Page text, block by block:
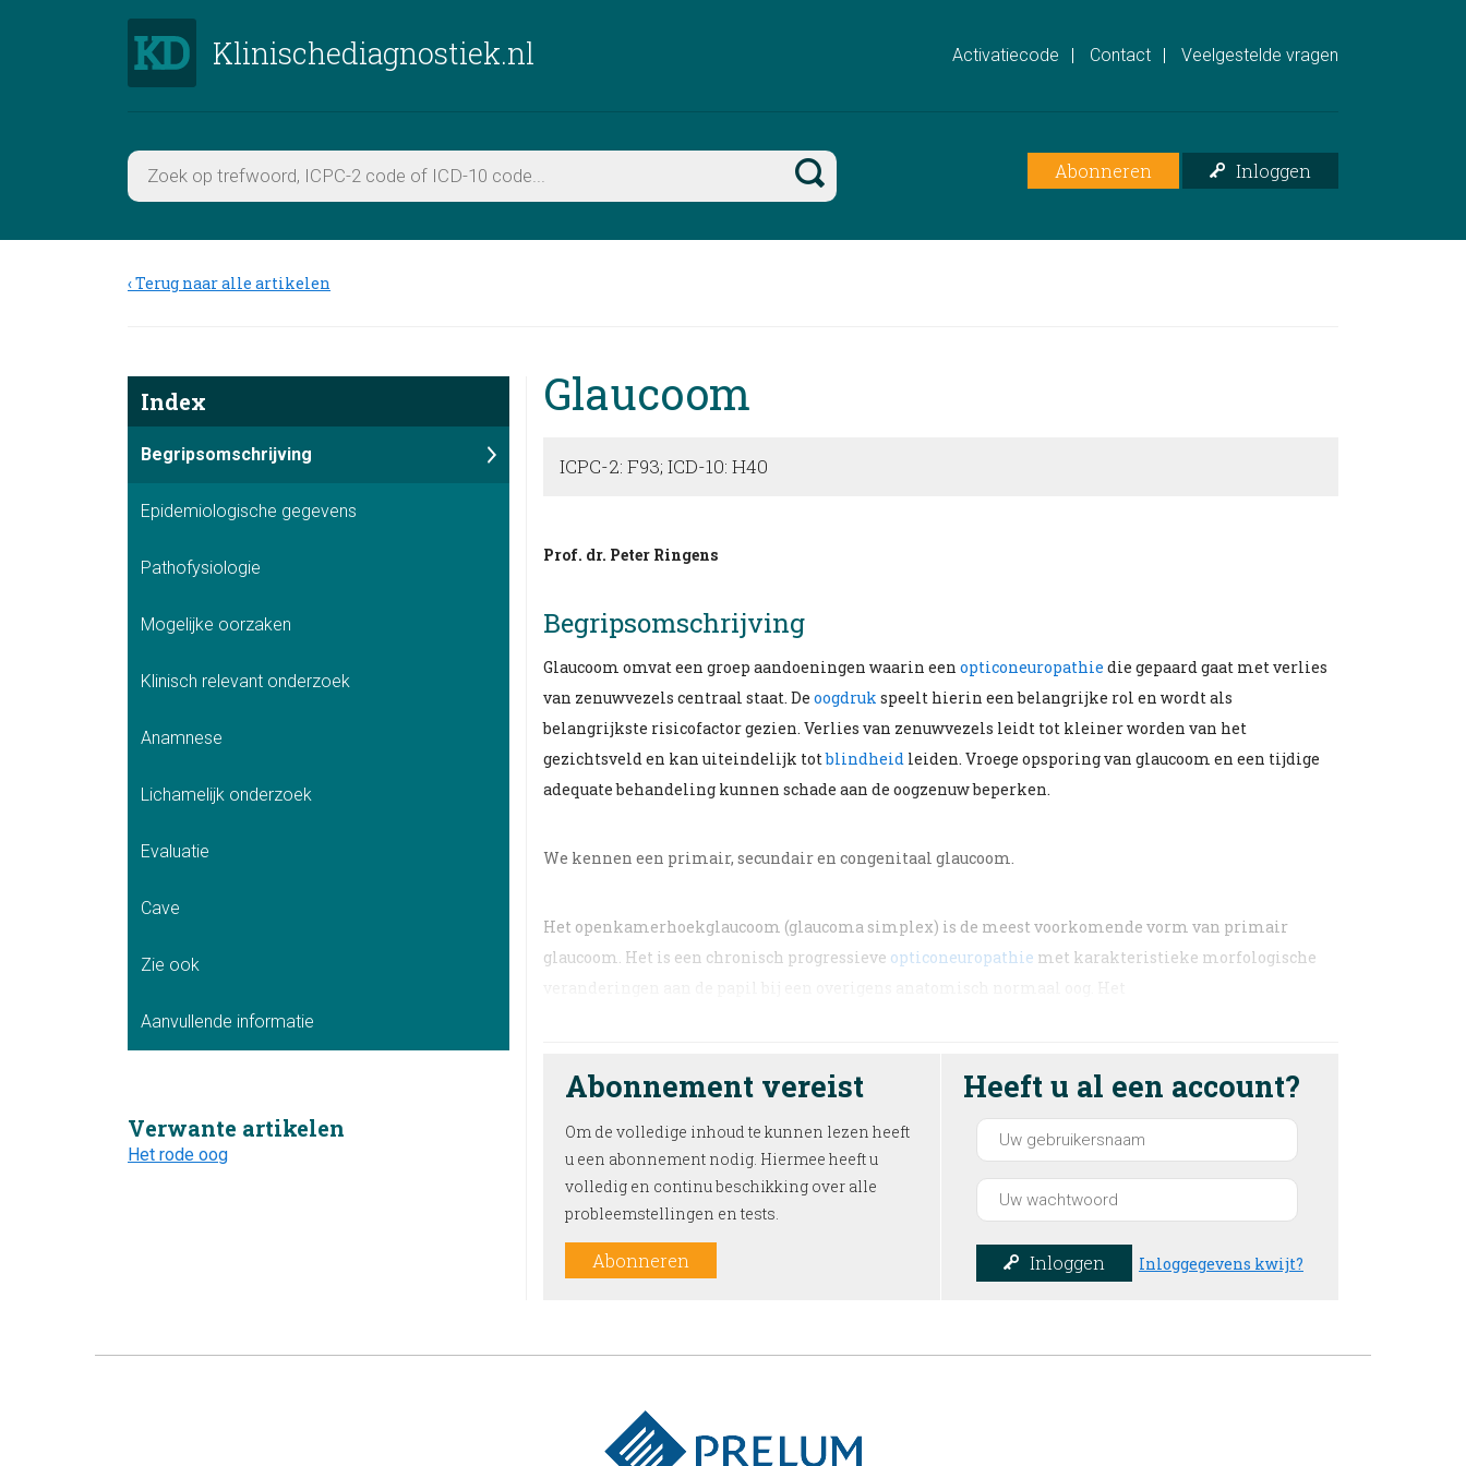
Klinischediagnostiek.nl Activatiecode Contact Veelgestelde vragen
Abonneren Inloggen
Terug naar alle artikelen
Index
Begripsomschrijving
Epidemiologische gegevens
Pathofysiologie
Mogelijke oorzaken
Klinisch relevant onderzoek
Anamnese
Lichamelijk onderzoek
Evaluatie
Cave
Zie ook
Aanvullende informatie
Verwante artikelen
Het rode oog
Glaucoom
ICPC-2: F93; ICD-10: H40
Prof. dr. Peter Ringens
Begripsomschrijving
Glaucoom omvat een groep aandoeningen waarin een opticoneuropathie die gepaard gaat met verlies
van zenuwvezels centraal staat. De oogdruk speelt hierin een belangrijke rol en wordt als
belangrijkste risicofactor gezien. Verlies van zenuwvezels leidt tot kleiner worden van het
gezichtsveld en kan uiteindelijk totblindheidleiden. Vroege opsporing van glaucoom en een tijdige
adequate behandeling kunnen schade aan de oogzenuw beperken.
We kennen een primair, secundair en congenitaal glaucoom.
Het openkamerhoekglaucoom (glaucoma simplex) is de meest voorkomende vorm van primair
glaucoom. Het is een chronisch progressieve opticoneuropathie met karakteristieke morfologische
Abonnement vereist
Om de volledige inhoud te kunnen lezen heeft
u een abonnement nodig. Hiermee heeft u
volledig en continu beschikking over alle
probleemstellingen en tests.
Abonneren
Heeft u al een account?
Inloggen Inloggegevens kwijt?